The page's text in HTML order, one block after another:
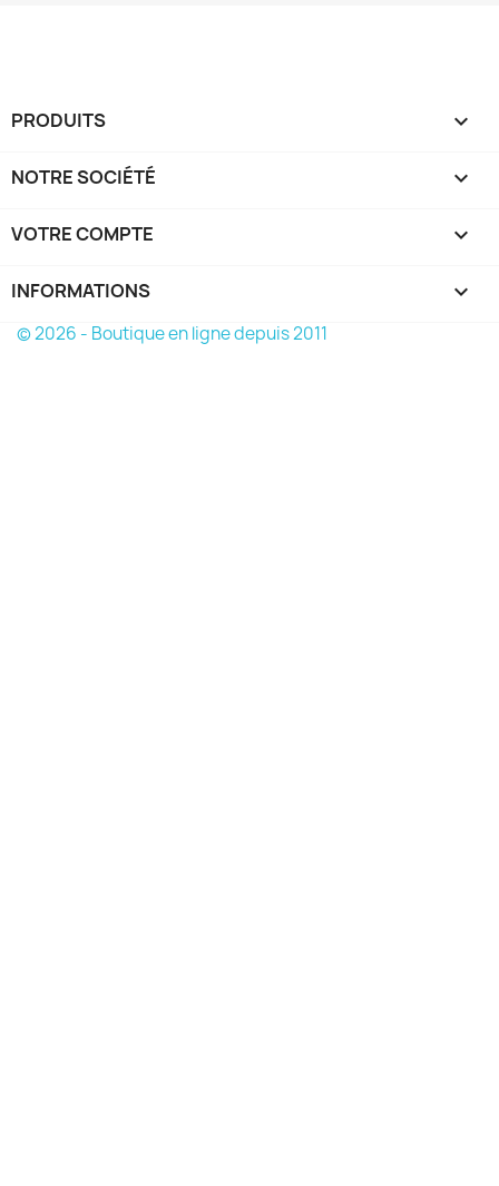
PRODUITS 
NOTRE SOCIÉTÉ 
VOTRE COMPTE 
INFORMATIONS keyboard_arrow_down
© 2026 - Boutique en ligne depuis 2011